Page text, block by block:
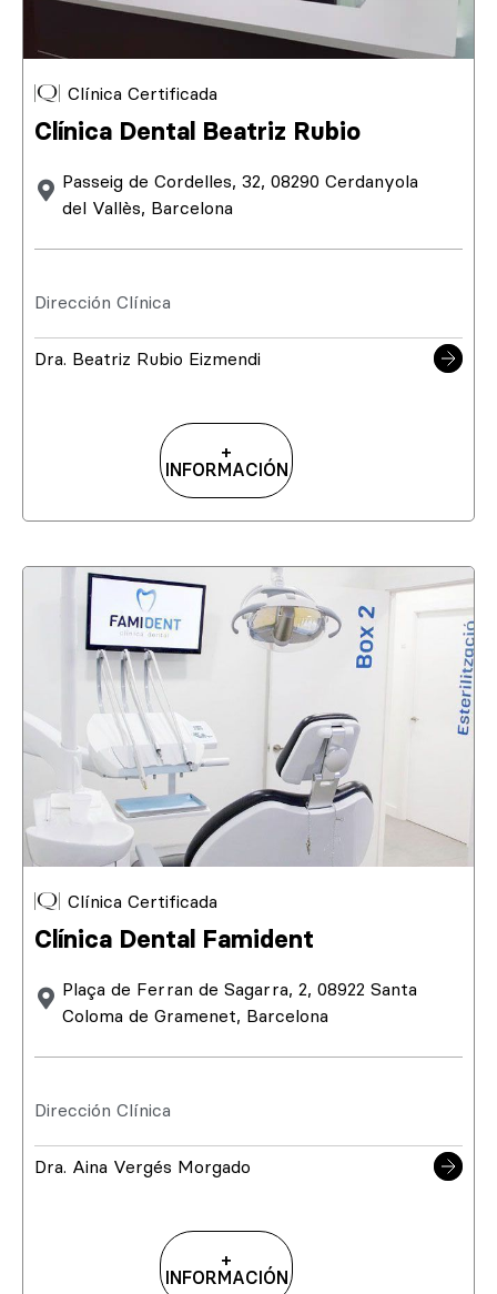
Clínica Certificada
Clínica Dental Beatriz Rubio
Passeig de Cordelles, 32, 08290 Cerdanyola
del Vallès, Barcelona
Dirección Clínica
Dra. Beatriz Rubio Eizmendi
+
INFORMACIÓN
Clínica Certificada
Clínica Dental Famident
Plaça de Ferran de Sagarra, 2, 08922 Santa
Coloma de Gramenet, Barcelona
Dirección Clínica
Dra. Aina Vergés Morgado
+
INFORMACIÓN